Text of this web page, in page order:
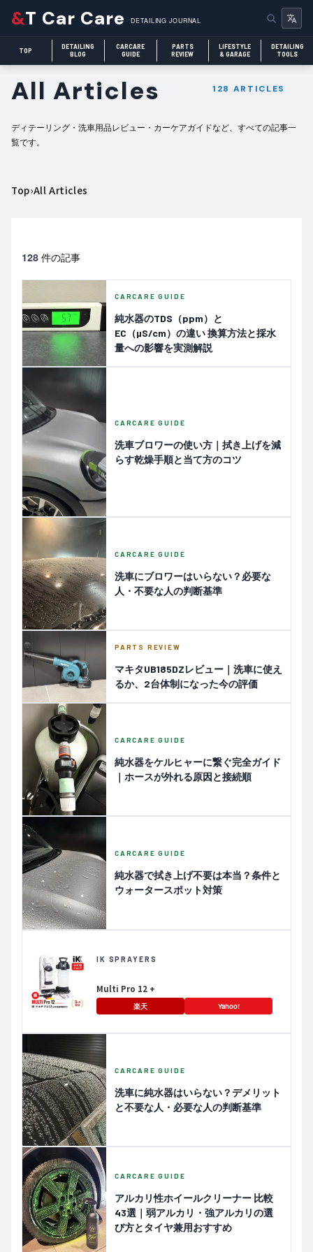
&T Car Care DETAILING JOURNAL
TOP
DETAILING
BLOG
CARCARE
GUIDE
PARTS
REVIEW
LIFESTYLE
& GARAGE
DETAILING
TOOLS
All Articles
ディテーリング・洗車用品レビュー・カーケアガイドなど、すべての記事一
覧です。
128 ARTICLES
Top›All Articles
128 件の記事
CARCARE GUIDE
純水器のTDS（ppm）と
EC（µS/cm）の違い 換算方法と採水
量への影響を実測解説
CARCARE GUIDE
洗車ブロワーの使い方｜拭き上げを減
らす乾燥手順と当て方のコツ
CARCARE GUIDE
洗車にブロワーはいらない？必要な
人・不要な人の判断基準
PARTS REVIEW
マキタUB185DZレビュー｜洗車に使え
るか、2台体制になった今の評価
CARCARE GUIDE
純水器をケルヒャーに繋ぐ完全ガイド
｜ホースが外れる原因と接続順
CARCARE GUIDE
純水器で拭き上げ不要は本当？条件と
ウォータースポット対策
IK SPRAYERS
Multi Pro 12 +
楽天 Yahoo!
CARCARE GUIDE
洗車に純水器はいらない？デメリット
と不要な人・必要な人の判断基準
CARCARE GUIDE
アルカリ性ホイールクリーナー 比較
43選｜弱アルカリ・強アルカリの選
び方とタイヤ兼用おすすめ